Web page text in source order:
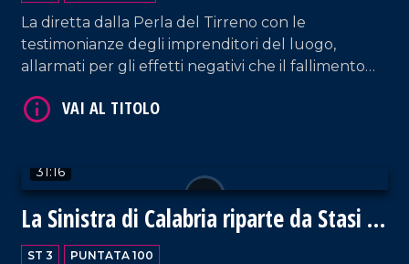
La diretta dalla Perla del Tirreno con le
testimonianze degli imprenditori del luogo,
allarmati per gli effetti negativi che il fallimento
31:16
La Sinistra di Calabria riparte da Stasi e
Lucano
ST 3 PUNTATA 100
VAI AL TITOLO